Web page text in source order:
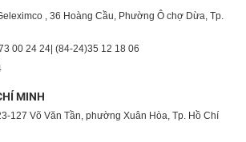
, 36 Hoàng Cầu, Phường Ô chợ Dừa, Tp.
00 24 24 | (84-24)35 12 18 06
MINH
127 Võ Văn Tần, phường Xuân Hòa, Tp. Hồ Chí